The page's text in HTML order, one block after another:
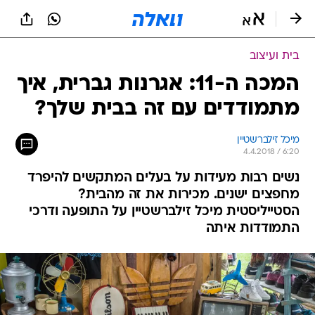
בית ועיצוב
המכה ה-11: אגרנות גברית, איך
מתמודדים עם זה בבית שלך?
מיכל זילברשטיין
4.4.2018 / 6:20
נשים רבות מעידות על בעלים המתקשים להיפרד
מחפצים ישנים. מכירות את זה מהבית?
הסטייליסטית מיכל זילברשטיין על התופעה ודרכי
התמודדות איתה